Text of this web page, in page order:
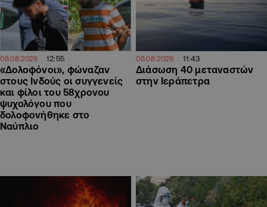
06.08.2026 12:55
«Δολοφόνοι», φώναζαν
στους Ινδούς οι συγγενείς
και φίλοι του 58χρονου
ψυχολόγου που
δολοφονήθηκε στο
Ναύπλιο
06.08.2026 11:43
Διάσωση 40 μεταναστών
στην Ιεράπετρα